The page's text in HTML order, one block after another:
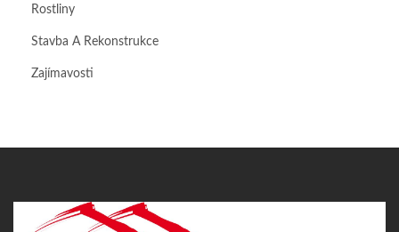
Rostliny
Stavba A Rekonstrukce
Zajímavosti